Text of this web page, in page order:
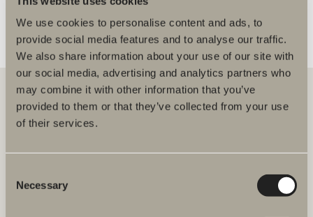
We use cookies to personalise content and ads, to
provide social media features and to analyse our traffic.
We also share information about your use of our site with
our social media, advertising and analytics partners who
may combine it with other information that you’ve
provided to them or that they’ve collected from your use
of their services.
Selection
Necessary
Hos oss hittar du allt för hela badrummet. Från badrumsmöbler,
Verkstadsvägen 1